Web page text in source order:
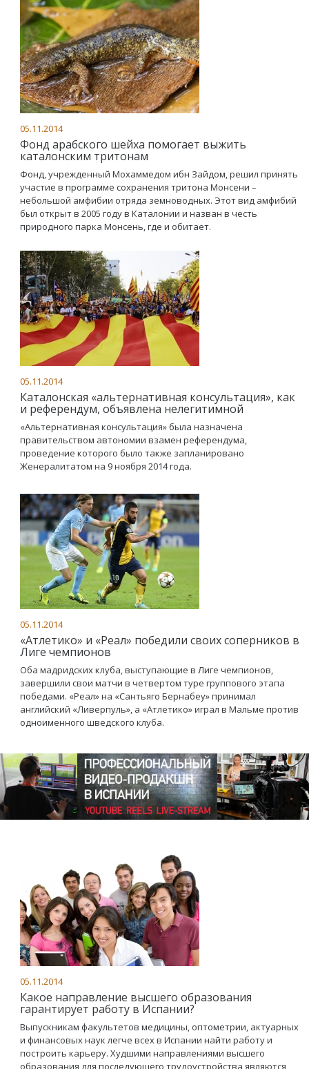
05.11.2014
Фонд арабского шейха помогает выжить
каталонским тритонам
Фонд, учрежденный Мохаммедом ибн Зайдом, решил принять
участие в программе сохранения тритона Монсени –
небольшой амфибии отряда земноводных. Этот вид амфибий
был открыт в 2005 году в Каталонии и назван в честь
природного парка Монсень, где и обитает.
05.11.2014
Каталонская «альтернативная консультация», как
и референдум, объявлена нелегитимной
«Альтернативная консультация» была назначена
правительством автономии взамен референдума,
проведение которого было также запланировано
Женералитатом на 9 ноября 2014 года.
05.11.2014
«Атлетико» и «Реал» победили своих соперников в
Лиге чемпионов
Оба мадридских клуба, выступающие в Лиге чемпионов,
завершили свои матчи в четвертом туре группового этапа
победами. «Реал» на «Сантьяго Бернабеу» принимал
английский «Ливерпуль», а «Атлетико» играл в Мальме против
одноименного шведского клуба.
05.11.2014
Какое направление высшего образования
гарантирует работу в Испании?
Выпускникам факультетов медицины, оптометрии, актуарных
и финансовых наук легче всех в Испании найти работу и
построить карьеру. Худшими направлениями высшего
образования для последующего трудоустройства являются